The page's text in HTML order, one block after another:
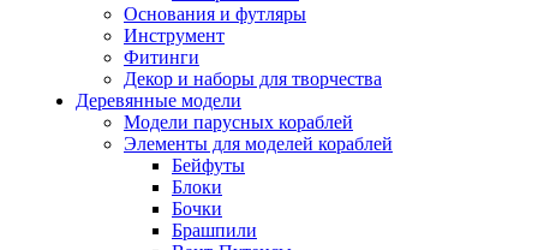
Основания и футляры
Инструмент
Фитинги
Декор и наборы для творчества
Деревянные модели
Модели парусных кораблей
Элементы для моделей кораблей
Бейфуты
Блоки
Бочки
Брашпили